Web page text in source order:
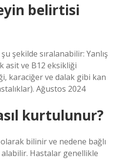
belirtisi
şekilde sıralanabilir: Yanlış
asit ve B12 eksikliği
karaciğer ve dalak gibi kan
Ağustos 2024
kurtulunur?
bilinir ve nedene bağlı
Hastalar genellikle